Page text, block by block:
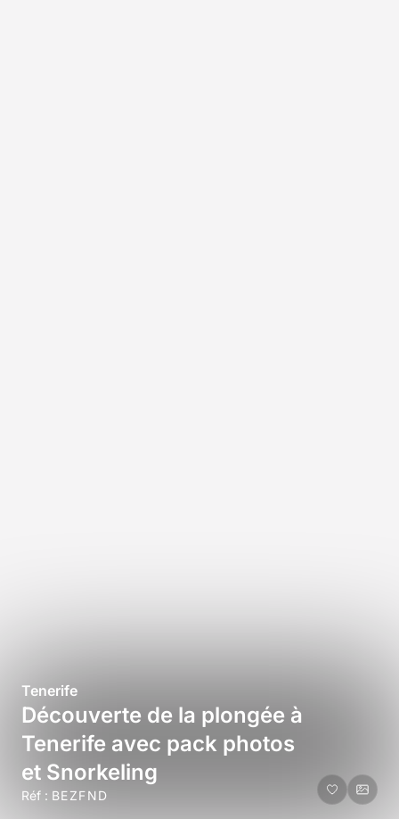
Tenerife
Découverte de la plongée à
Tenerife avec pack photos
et Snorkeling
Réf : BEZFND